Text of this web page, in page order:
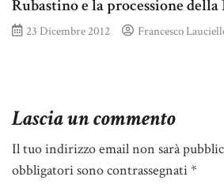
Rubastino e la processione
23 Dicembre 2012 Francesco
Lascia un commento
Il tuo indirizzo email non sarà
obbligatori sono contrassegnati*